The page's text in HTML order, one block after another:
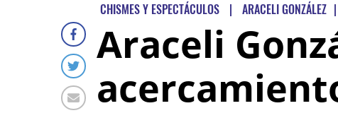
CHISMES Y ESPECTÁCULOS | ARACELI GONZÁLEZ |
Araceli